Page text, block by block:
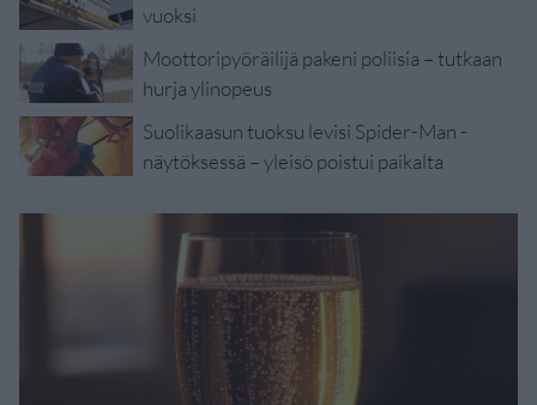
vuoksi
Moottoripyöräilijä pakeni poliisia – tutkaan
hurja ylinopeus
Suolikaasun tuoksu levisi Spider-Man -
näytöksessä – yleisö poistui paikalta